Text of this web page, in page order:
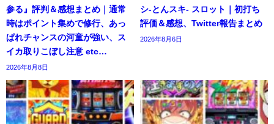
参る』評判＆感想まとめ｜通常
時はポイント集めで修行、あっ
ぱれチャンスの河童が強い、ス
イカ取りこぼし注意 etc…
2026年8月8日
シ-とんスキ- スロット｜初打ち
評価＆感想、Twitter報告まとめ
2026年8月6日